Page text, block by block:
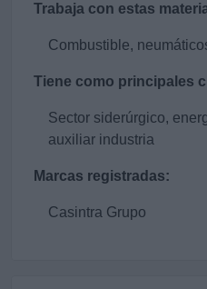
Trabaja con estas
Combustible,
Tiene como principales
Sector siderúrgico,
auxiliar industria
Marcas registradas:
Casintra Grupo